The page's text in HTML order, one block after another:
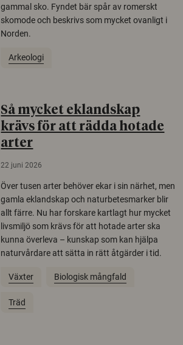
gammal sko. Fyndet bär spår av romerskt
skomode och beskrivs som mycket ovanligt i
Norden.
Arkeologi
Så mycket eklandskap
krävs för att rädda hotade
arter
22 juni 2026
Över tusen arter behöver ekar i sin närhet, men
gamla eklandskap och naturbetesmarker blir
allt färre. Nu har forskare kartlagt hur mycket
livsmiljö som krävs för att hotade arter ska
kunna överleva – kunskap som kan hjälpa
naturvårdare att sätta in rätt åtgärder i tid.
Växter Biologisk mångfald
Träd